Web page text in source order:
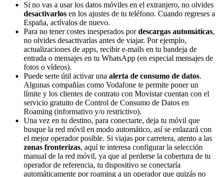
Si no vas a usar los datos móviles en el extranjero, no olvides
desactivarlos en los ajustes de tu teléfono. Cuando regreses a
España, actívalos de nuevo.
Para no tener costes inesperados pordescargas automáticas,
no olvides desactivarlas antes de viajar. Por ejemplo,
actualizaciones de apps, recibir e-mails en tu bandeja de
entrada o mensajes en tu WhatsApp (en especial mensajes de
fotos o vídeos).
Puede serte útil activar una alerta de consumo de datos.
Algunas compañías como Vodafone te permite poner un
límite y los clientes de contrato con Movistar cuentan con el
servicio gratuito de Control de Consumo de Datos en
Roaming (informativo y/o restrictivo).
Una vez en tu destino, para conectarte, deja tu móvil que
busque la red móvil en modo automático, así se enlazará con
el mejor operador posible. Si viajas por carretera, atento a las
zonas fronterizas, aquí te interesa configurar la selección
manual de la red móvil, ya que al perderse la cobertura de tu
operador de referencia, tu dispositivo se conectaría
automáticamente por roaming a un operador que quizás no